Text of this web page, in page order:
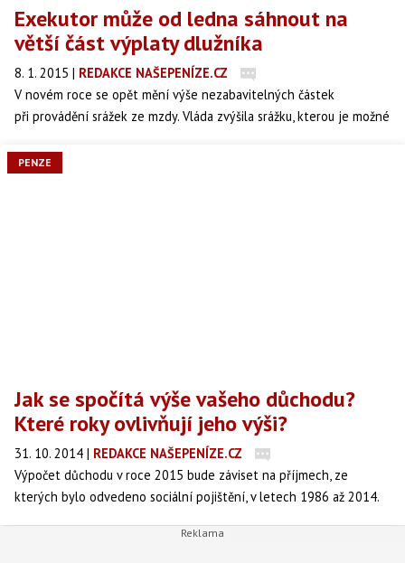
Exekutor může od ledna sáhnout na
větší část výplaty dlužníka
8. 1. 2015 | REDAKCE NAŠEPENÍZE.CZ
V novém roce se opět mění výše nezabavitelných částek
při provádění srážek ze mzdy. Vláda zvýšila srážku, kterou je možné
řídí mzdové účetní při výpočtu a odvodu správných výší srážek u
PENZE
Jak se spočítá výše vašeho důchodu?
Které roky ovlivňují jeho výši?
31. 10. 2014 | REDAKCE NAŠEPENÍZE.CZ
Výpočet důchodu v roce 2015 bude záviset na příjmech, ze
kterých bylo odvedeno sociální pojištění, v letech 1986 až 2014.